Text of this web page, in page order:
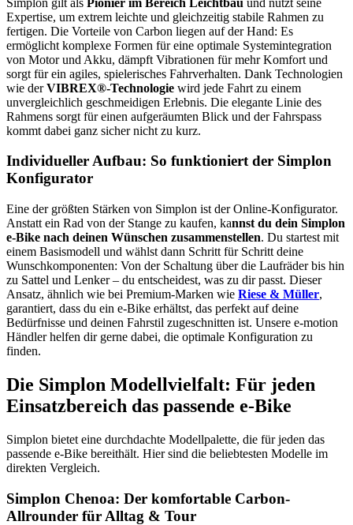
Expertise, um extrem leichte und gleichzeitig stabile Rahmen zu
fertigen. Die Vorteile von Carbon liegen auf der Hand: Es
ermöglicht komplexe Formen für eine optimale Systemintegration
von Motor und Akku, dämpft Vibrationen für mehr Komfort und
sorgt für ein agiles, spielerisches Fahrverhalten. Dank Technologien
wie derVIBREX®-Technologie wird jede Fahrt zu einem
unvergleichlich geschmeidigen Erlebnis. Die elegante Linie des
Rahmens sorgt für einen aufgeräumten Blick und der Fahrspass
kommt dabei ganz sicher nicht zu kurz.
Individueller Aufbau: So funktioniert der Simplon
Konfigurator
Eine der größten Stärken von Simplon ist der Online-Konfigurator.
Anstatt ein Rad von der Stange zu kaufen, kannst du dein Simplon
e-Bike nach deinen Wünschen zusammenstellen. Du startest mit
einem Basismodell und wählst dann Schritt für Schritt deine
Wunschkomponenten: Von der Schaltung über die Laufräder bis hin
zu Sattel und Lenker – du entscheidest, was zu dir passt. Dieser
Ansatz, ähnlich wie bei Premium-Marken wie Riese & Müller,
garantiert, dass du ein e-Bike erhältst, das perfekt auf deine
Bedürfnisse und deinen Fahrstil zugeschnitten ist. Unsere e-motion
Händler helfen dir gerne dabei, die optimale Konfiguration zu
finden.
Die Simplon Modellvielfalt: Für jeden
Einsatzbereich das passende e-Bike
Simplon bietet eine durchdachte Modellpalette, die für jeden das
passende e-Bike bereithält. Hier sind die beliebtesten Modelle im
direkten Vergleich.
Simplon Chenoa: Der komfortable Carbon-
Allrounder für Alltag & Tour